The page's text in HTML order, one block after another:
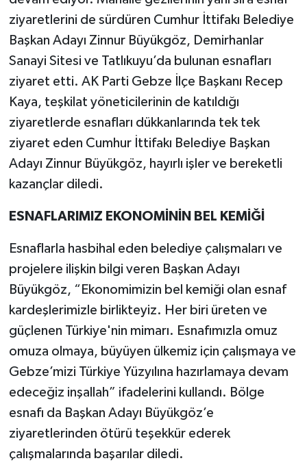
ziyaretlerini de sürdüren Cumhur İttifakı Belediye
Başkan Adayı Zinnur Büyükgöz, Demirhanlar
Sanayi Sitesi ve Tatlıkuyu’da bulunan esnafları
ziyaret etti. AK Parti Gebze İlçe Başkanı Recep
Kaya, teşkilat yöneticilerinin de katıldığı
ziyaretlerde esnafları dükkanlarında tek tek
ziyaret eden Cumhur İttifakı Belediye Başkan
Adayı Zinnur Büyükgöz, hayırlı işler ve bereketli
kazançlar diledi.
ESNAFLARIMIZ EKONOMİNİN BEL KEMİĞİ
Esnaflarla hasbihal eden belediye çalışmaları ve
projelere ilişkin bilgi veren Başkan Adayı
Büyükgöz, “Ekonomimizin bel kemiği olan esnaf
kardeşlerimizle birlikteyiz. Her biri üreten ve
güçlenen Türkiye'nin mimarı. Esnafımızla omuz
omuza olmaya, büyüyen ülkemiz için çalışmaya ve
Gebze’mizi Türkiye Yüzyılına hazırlamaya devam
edeceğiz inşallah” ifadelerini kullandı. Bölge
esnafı da Başkan Adayı Büyükgöz’e
ziyaretlerinden ötürü teşekkür ederek
çalışmalarında başarılar diledi.